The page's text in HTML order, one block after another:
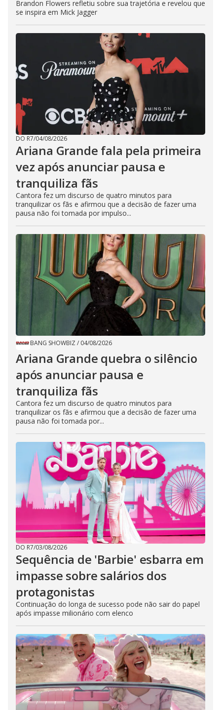
Brandon Flowers refletiu sobre sua trajetória e revelou que
se inspira em Mick Jagger
DO R7/04/08/2026
Ariana Grande fala pela primeira
vez após anunciar pausa e
tranquiliza fãs
Cantora fez um discurso de quatro minutos para
tranquilizar os fãs e afirmou que a decisão de fazer uma
pausa não foi tomada por impulso...
BANG SHOWBIZ / 04/08/2026
Ariana Grande quebra o silêncio
após anunciar pausa e
tranquiliza fãs
Cantora fez um discurso de quatro minutos para
tranquilizar os fãs e afirmou que a decisão de fazer uma
pausa não foi tomada por...
DO R7/03/08/2026
Sequência de 'Barbie' esbarra em
impasse sobre salários dos
protagonistas
Continuação do longa de sucesso pode não sair do papel
após impasse milionário com elenco